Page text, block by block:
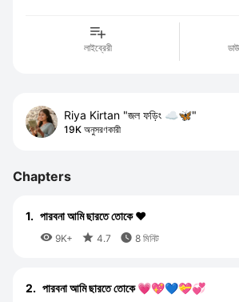
লাইব্রেরী
Riya Kirtan "জল ফড়িং ☁️🦋"
19K অনুসরণকারী
Chapters
1. পারবনা আমি ছারতে তোকে ❤️
 9K+  4.7  8 মিনিট
2. পারবনা আমি ছারতে তোকে 💗💖💙💝💞